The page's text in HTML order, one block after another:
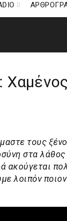
τους
στα
λοιπόν